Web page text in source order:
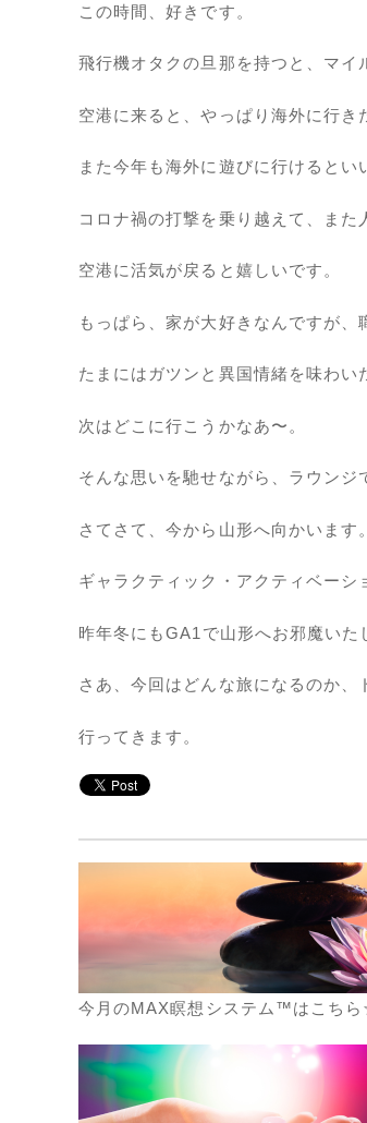
この時間、好きです。
飛行機オタクの旦那を持つと、マイ
空港に来ると、やっぱり海外に行き
また今年も海外に遊びに行けるとい
コロナ禍の打撃を乗り越えて、また
空港に活気が戻ると嬉しいです。
もっぱら、家が大好きなんですが
たまにはガツンと異国情緒を味わい
次はどこに行こうかなあ〜。
そんな思いを馳せながら、ラウンジ
さてさて、今から山形へ向かいます。
ギャラクティック・アクティベーシ
昨年冬にもGA1で山形へお邪魔いた
さあ、今回はどんな旅になるのか、
行ってきます。
今月のMAX瞑想システム™はこち